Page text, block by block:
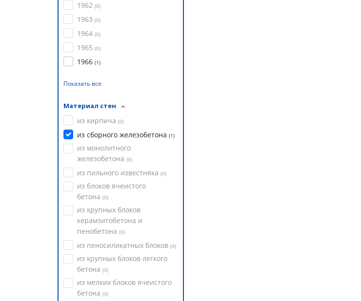
1962 (0)
1963 (0)
1964 (0)
1965 (0)
1966 (1)
Показать все
Материал стен
из кирпича (0)
из сборного железобетона (1)
из монолитного
железобетона (0)
из пильного известняка (0)
из блоков ячеистого
бетона (0)
из крупных блоков
керамзитобетона и
пенобетона (0)
из пеносиликатных блоков (0)
из крупных блоков легкого
бетона (0)
из мелких блоков ячеистого
бетона (0)